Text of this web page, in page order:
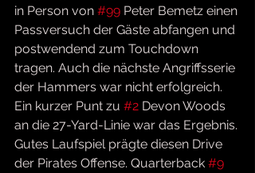
in Person von #99 Peter Bemetz einen
Passversuch der Gäste abfangen und
postwendend zum Touchdown
tragen. Auch die nächste Angriffsserie
der Hammers war nicht erfolgreich.
Ein kurzer Punt zu #2 Devon Woods
an die 27-Yard-Linie war das Ergebnis.
Gutes Laufspiel prägte diesen Drive
der Pirates Offense. Quarterback #9